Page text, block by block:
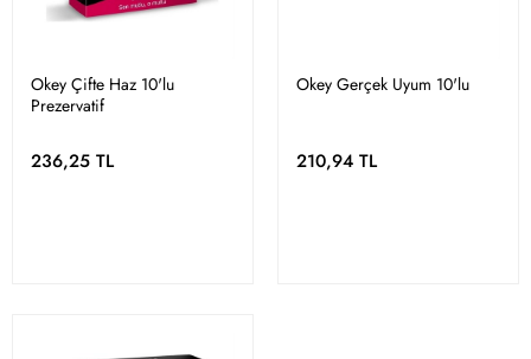
Okey Çifte Haz 10'lu
Prezervatif
236,25 TL
Okey Gerçek Uyum 10'lu
210,94 TL